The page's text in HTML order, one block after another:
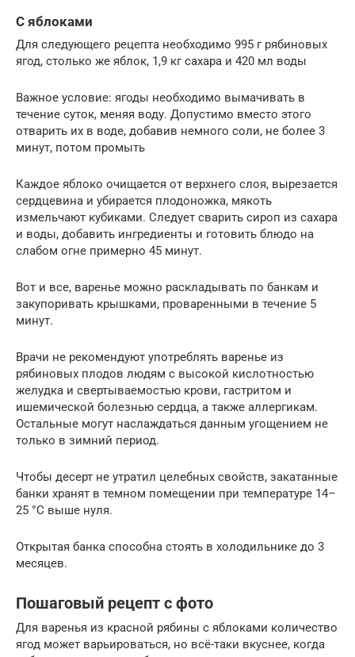
С яблоками
Для следующего рецепта необходимо 995 г рябиновых
ягод, столько же яблок, 1,9 кг сахара и 420 мл воды
Важное условие: ягоды необходимо вымачивать в
течение суток, меняя воду. Допустимо вместо этого
отварить их в воде, добавив немного соли, не более 3
минут, потом промыть
Каждое яблоко очищается от верхнего слоя, вырезается
сердцевина и убирается плодоножка, мякоть
измельчают кубиками. Следует сварить сироп из сахара
и воды, добавить ингредиенты и готовить блюдо на
слабом огне примерно 45 минут.
Вот и все, варенье можно раскладывать по банкам и
закупоривать крышками, проваренными в течение 5
минут.
Врачи не рекомендуют употреблять варенье из
рябиновых плодов людям с высокой кислотностью
желудка и свертываемостью крови, гастритом и
ишемической болезнью сердца, а также аллергикам.
Остальные могут наслаждаться данным угощением не
только в зимний период.
Чтобы десерт не утратил целебных свойств, закатанные
банки хранят в темном помещении при температуре 14–
25 °C выше нуля.
Открытая банка способна стоять в холодильнике до 3
месяцев.
Пошаговый рецепт с фото
Для варенья из красной рябины с яблоками количество
ягод может варьироваться, но всё-таки вкуснее, когда